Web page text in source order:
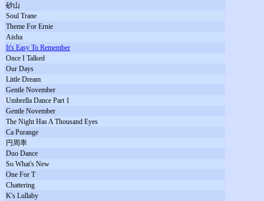
砂山
Soul Trane
Theme For Ernie
Aisha
It's Easy To Remember
Once I Talked
Our Days
Little Dream
Gentle November
Umbrella Dance Part 1
Gentle November
The Night Has A Thousand Eyes
Ca Purange
円周率
Duo Dance
So What's New
One For T
Chattering
K's Lullaby